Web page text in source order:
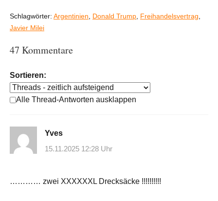
Schlagwörter: Argentinien, Donald Trump, Freihandelsvertrag,
Javier Milei
47 Kommentare
Sortieren:
Alle Thread-Antworten ausklappen
Yves
15.11.2025 12:28 Uhr
………… zwei XXXXXXL Drecksäcke !!!!!!!!!!